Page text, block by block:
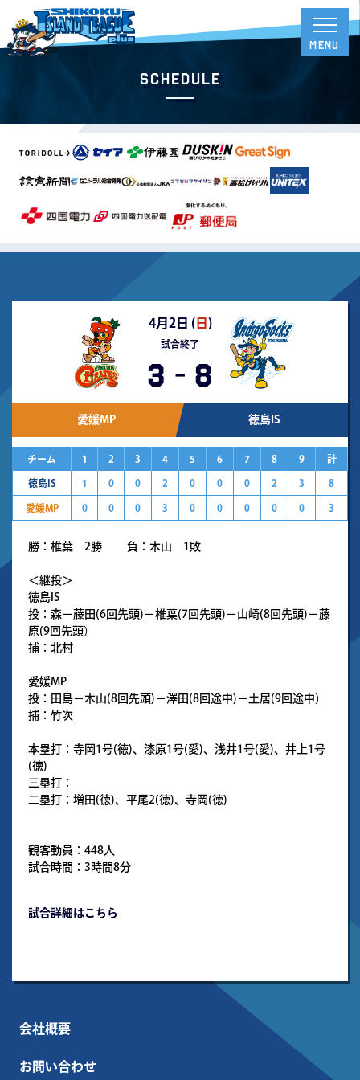
Schedule
4月2日 (日 )
試合終了
3 - 8
愛媛MP 徳島IS
チーム 1 2 3 4 5 6 7 8 9 計
徳島IS １ 0 0 2 0 0 0 2 3 8
愛媛MP 0 0 0 3 0 0 0 0 0 3
勝：椎葉 2勝 負：木山 1敗
＜継投＞
徳島IS
投：森－藤田(6回先頭)－椎葉(7回先頭)－山崎(8回先頭)－藤
原(9回先頭）
捕：北村
愛媛MP
投：田島－木山(8回先頭)－澤田(8回途中)－土居(9回途中）
捕：竹次
本塁打：寺岡1号(徳)、漆原1号(愛)、浅井1号(愛)、井上1号
(徳)
三塁打：
二塁打：増田(徳)、平尾2(徳)、寺岡(徳)
観客動員：448人
試合時間：3時間8分
試合詳細はこちら
会社概要
お問い合わせ